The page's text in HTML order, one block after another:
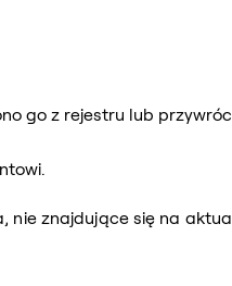
go z rejestru lub
nie znajdujące się na